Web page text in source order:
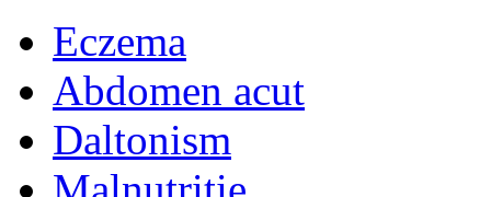
Eczema
Abdomen acut
Daltonism